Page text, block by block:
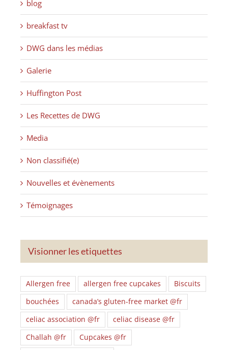
blog
breakfast tv
DWG dans les médias
Galerie
Huffington Post
Les Recettes de DWG
Media
Non classifié(e)
Nouvelles et évènements
Témoignages
Visionner les etiquettes
Allergen free allergen free cupcakes
Biscuits
bouchées
canada’s gluten-free market @fr
celiac association @fr
celiac disease @fr
Challah @fr
Cupcakes @fr